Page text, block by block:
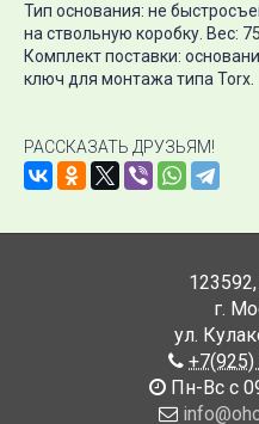
Тип основания: не
на ствольную коробку. Вес:
Комплект поставки:
ключ для монтажа типа Torx.
РАССКАЗАТЬ ДРУЗЬЯМ!
123592,
г.
ул.
Пн-Вс с